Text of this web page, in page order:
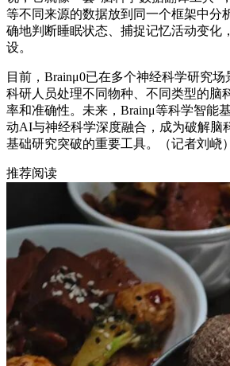
等不同来源的数据放到同一个框架中分
确地判断睡眠状态、捕捉记忆活动变化
设。
目前，Brainμ0已在多个神经科学研究
科研人员处理不同物种、不同类型的脑
率和准确性。未来，Brainμ等科学智能
动AI与神经科学深度融合，成为破解脑
基础研究突破的重要工具。（记者刘峣）
推荐阅读